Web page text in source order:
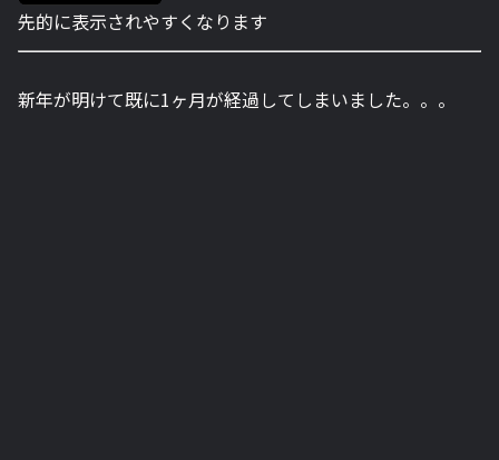
先的に表示されやすくなります
新年が明けて既に1ヶ月が経過してしまいました。。。